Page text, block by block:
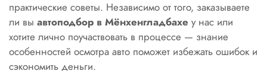
практические советы. Независимо от того, заказываете
ли вы автоподбор в Мёнхенгладбахе у нас или
хотите лично поучаствовать в процессе — знание
особенностей осмотра авто поможет избежать ошибок и
сэкономить деньги.